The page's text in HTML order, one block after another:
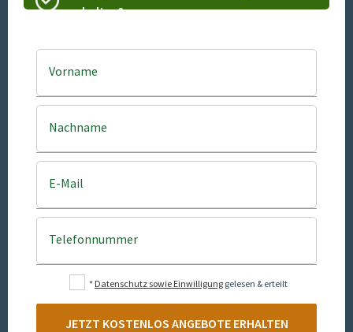
erhalten?
Vorname
Nachname
E-Mail
Telefonnummer
* Datenschutz sowie Einwilligung gelesen & erteilt
JETZT KOSTENLOS ANGEBOTE ERHALTEN